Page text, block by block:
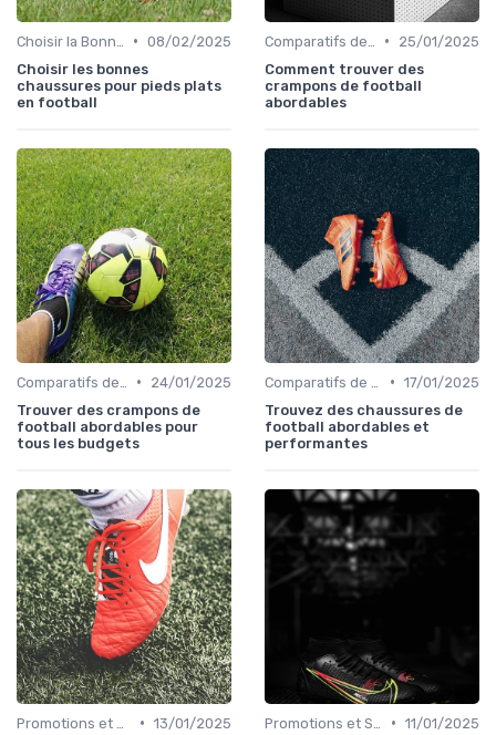
• 08/02/2025
Choisir les bonnes
chaussures pour pieds plats
en football
•
25/01/2025
Comment trouver des
crampons de football
abordables
•
24/01/2025
Trouver des crampons de
football abordables pour
tous les budgets
• 17/01/2025
Trouvez des chaussures de
football abordables et
performantes
• 13/01/2025
• 11/01/2025